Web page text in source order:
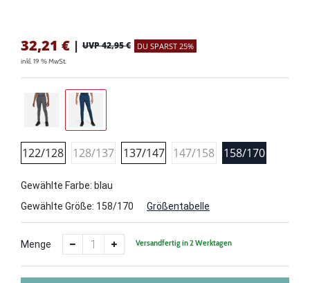
32,21 € | UVP 42,95 € DU SPARST 25%
inkl. 19 % MwSt.
122/128 128/137 137/147 147/158 158/170
Gewählte Farbe: blau
Gewählte Größe: 158/170 Größentabelle
Menge Versandfertig in 2 Werktagen